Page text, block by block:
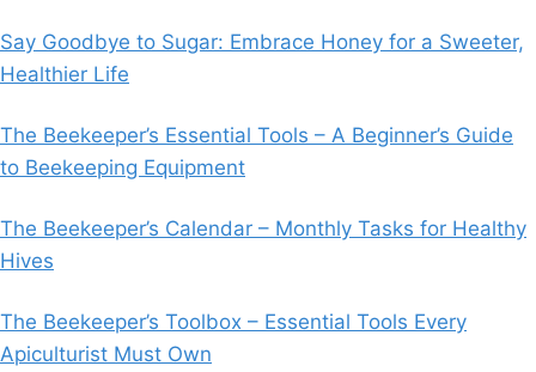
Say Goodbye to Sugar: Embrace Honey for a Sweeter,
Healthier Life
The Beekeeper’s Essential Tools – A Beginner’s Guide
to Beekeeping Equipment
The Beekeeper’s Calendar – Monthly Tasks for Healthy
Hives
The Beekeeper’s Toolbox – Essential Tools Every
Apiculturist Must Own